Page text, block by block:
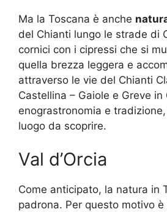
Ma la Toscana è anche
del Chianti lungo le strade di
cornici con i cipressi che si
quella brezza leggera e
attraverso le vie del Chianti
Castellina – Gaiole e Greve
enograstronomia e
luogo da scoprire.
Val d’Orcia
Come anticipato, la natura in
padrona. Per questo motivo